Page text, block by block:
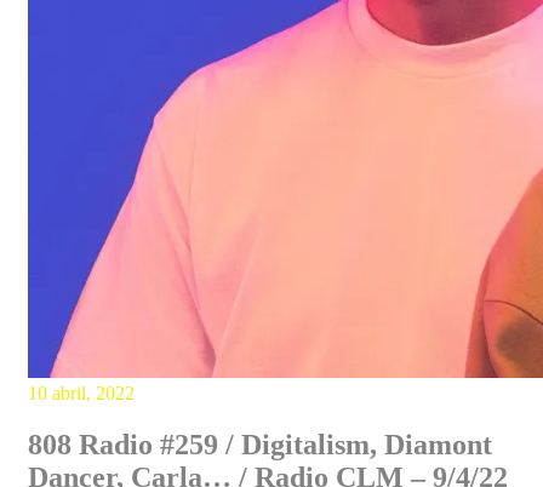
10 abril, 2022
808 Radio #259 / Digitalism, Diamont
Dancer, Carla… / Radio CLM – 9/4/22